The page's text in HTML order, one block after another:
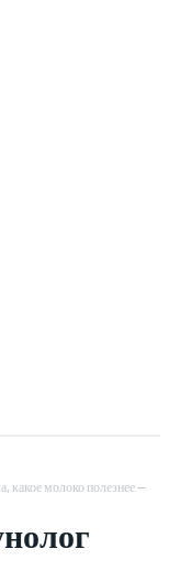
какое молоко полезнее —